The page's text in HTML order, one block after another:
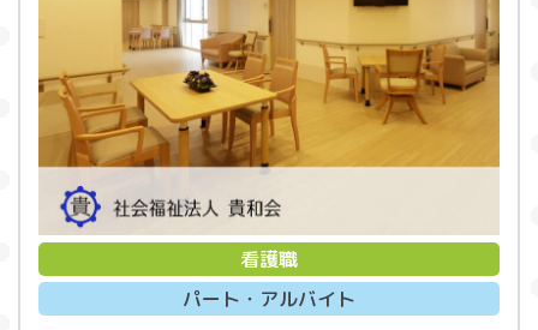
看護職
パート・アルバイト